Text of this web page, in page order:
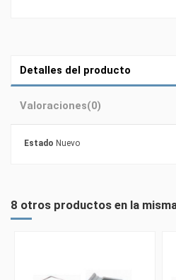
Detalles del producto
Valoraciones(0)
Estado Nuevo
8 otros productos en la